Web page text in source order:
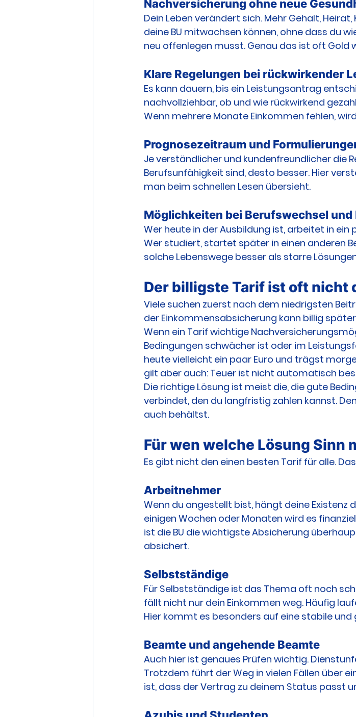
Nachversicherung ohne neue
Dein Leben verändert sich. Mehr Gehalt,
deine BU mitwachsen können, ohne dass du
neu offenlegen musst. Genau das ist oft Gold
Klare Regelungen bei rückwirkender
Es kann dauern, bis ein Leistungsantrag
nachvollziehbar, ob und wie rückwirkend
Wenn mehrere Monate Einkommen fehlen,
Prognosezeitraum und
Je verständlicher und kundenfreundlicher die
Berufsunfähigkeit sind, desto besser. Hier
man beim schnellen Lesen übersieht.
Möglichkeiten bei Berufswechsel
Wer heute in der Ausbildung ist, arbeitet in ein
Wer studiert, startet später in einen anderen
solche Lebenswege besser als starre
Der billigste Tarif ist oft nicht
Viele suchen zuerst nach dem niedrigsten
der Einkommensabsicherung kann billig
Wenn ein Tarif wichtige
Bedingungen schwächer ist oder im
heute vielleicht ein paar Euro und trägst
gilt aber auch: Teuer ist nicht automatisch
Die richtige Lösung ist meist die, die gute
verbindet, den du langfristig zahlen kannst.
auch behältst.
Für wen welche Lösung Sinn
Es gibt nicht den einen besten Tarif für alle.
Arbeitnehmer
Wenn du angestellt bist, hängt deine Existenz
einigen Wochen oder Monaten wird es
ist die BU die wichtigste Absicherung
absichert.
Selbstständige
Für Selbstständige ist das Thema oft noch
fällt nicht nur dein Einkommen weg. Häufig
Hier kommt es besonders auf eine stabile
Beamte und angehende Beamte
Auch hier ist genaues Prüfen wichtig.
Trotzdem führt der Weg in vielen Fällen über
ist, dass der Vertrag zu deinem Status passt